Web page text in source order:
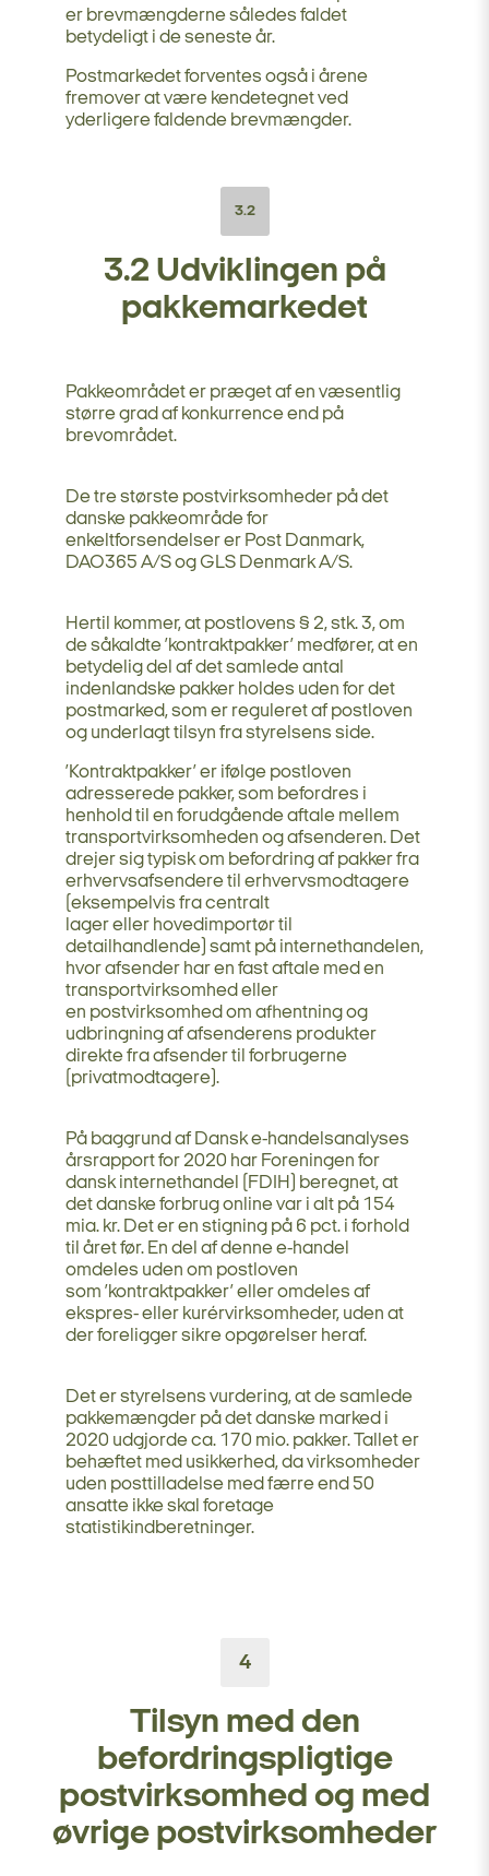
er brevmængderne således faldet
betydeligt i de seneste år.
Postmarkedet forventes også i årene
fremover at være kendetegnet ved
yderligere faldende brevmængder.
3.2
3.2 Udviklingen på
pakkemarkedet
Pakkeområdet er præget af en væsentlig
større grad af konkurrence end på
brevområdet.
De tre største postvirksomheder på det
danske pakkeområde for
enkeltforsendelser er Post Danmark,
DAO365 A/S og GLS Denmark A/S.
Hertil kommer, at postlovens § 2, stk. 3, om
de såkaldte ’kontraktpakker’ medfører, at en
betydelig del af det samlede antal
indenlandske pakker holdes uden for det
postmarked, som er reguleret af postloven
og underlagt tilsyn fra styrelsens side.
’Kontraktpakker’ er ifølge postloven
adresserede pakker, som befordres i
henhold til en forudgående aftale mellem
transportvirksomheden og afsenderen. Det
drejer sig typisk om befordring af pakker fra
erhvervsafsendere til erhvervsmodtagere
(eksempelvis fra centralt
lager eller hovedimportør til
detailhandlende) samt på internethandelen,
hvor afsender har en fast aftale med en
transportvirksomhed eller
en postvirksomhed om afhentning og
udbringning af afsenderens produkter
direkte fra afsender til forbrugerne
(privatmodtagere).
På baggrund af Dansk e-handelsanalyses
årsrapport for 2020 har Foreningen for
dansk internethandel (FDIH) beregnet, at
det danske forbrug online var i alt på 154
mia. kr. Det er en stigning på 6 pct. i forhold
til året før. En del af denne e-handel
omdeles uden om postloven
som ’kontraktpakker’ eller omdeles af
ekspres- eller kurérvirksomheder, uden at
der foreligger sikre opgørelser heraf.
Det er styrelsens vurdering, at de samlede
pakkemængder på det danske marked i
2020 udgjorde ca. 170 mio. pakker. Tallet er
behæftet med usikkerhed, da virksomheder
uden posttilladelse med færre end 50
ansatte ikke skal foretage
statistikindberetninger.
4
Tilsyn med den
befordringspligtige
postvirksomhed og med
øvrige postvirksomheder